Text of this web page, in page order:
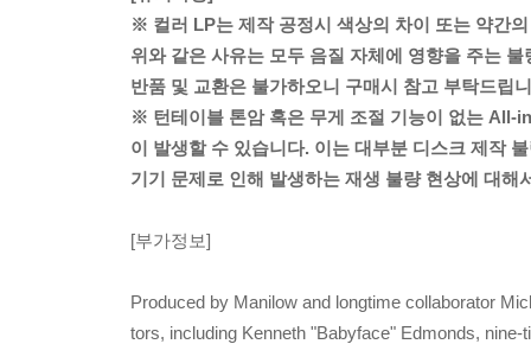
※ 컬러 LP는 제작 공정시 색상의 차이 또는 약간
위와 같은 사유는 모두 음질 자체에 영향을 주는 불
반품 및 교환은 불가하오니 구매시 참고 부탁드립
※ 턴테이블 톤암 혹은 무게 조절 기능이 없는 All-
이 발생할 수 있습니다. 이는 대부분 디스크 제작
기기 문제로 인해 발생하는 재생 불량 현상에 대
[부가정보]
Produced by Manilow and longtime collaborator
tors, including Kenneth "Babyface" Edmonds,